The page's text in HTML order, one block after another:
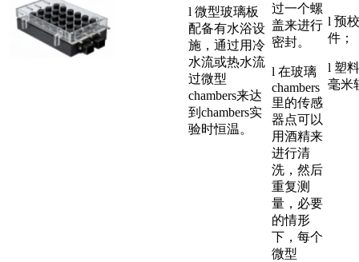
l 微型玻璃板
配备有水浴设
施，通过用冷
水流或热水流
过微型
chambers来达
到chambers实
验时恒温。
过一个螺
盖来进行
密封。
l 在玻璃
chambers
里的传感
器点可以
用酒精来
进行清
洗，然后
重复测
量，必要
的情形
下，每个
微型
l 预
件；
l 塑
毫米